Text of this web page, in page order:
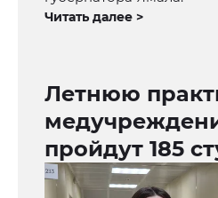
Читать далее >
Летнюю
пройдут 185